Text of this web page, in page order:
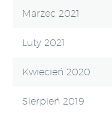
Marzec 2021
Luty 2021
Kwiecień 2020
Sierpień 2019